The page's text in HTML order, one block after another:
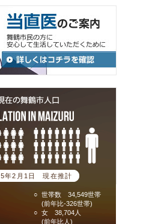
5年2月1日 現在推計
○ 世帯数 34,549世帯
(前年比-326世帯)
○ 女 38,704人
(前年比人)